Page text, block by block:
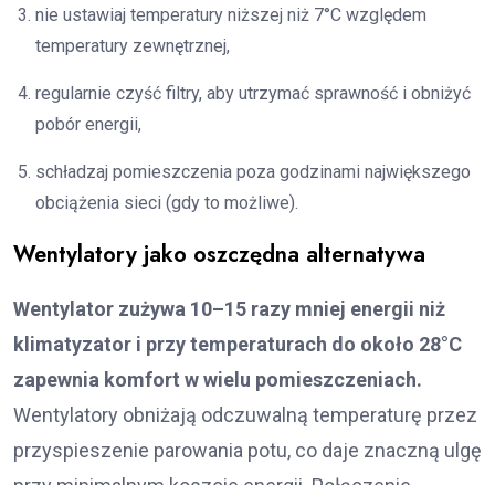
nie ustawiaj temperatury niższej niż 7°C względem
temperatury zewnętrznej,
regularnie czyść filtry, aby utrzymać sprawność i obniżyć
pobór energii,
schładzaj pomieszczenia poza godzinami największego
obciążenia sieci (gdy to możliwe).
Wentylatory jako oszczędna alternatywa
Wentylator zużywa 10–15 razy mniej energii niż
klimatyzator i przy temperaturach do około 28°C
zapewnia komfort w wielu pomieszczeniach.
Wentylatory obniżają odczuwalną temperaturę przez
przyspieszenie parowania potu, co daje znaczną ulgę